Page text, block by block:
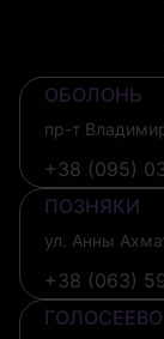
ОБОЛОНЬ
пр-т
+38 (095)
ПОЗНЯКИ
ул. Анны
+38 (063)
ГОЛОСЕЕВО